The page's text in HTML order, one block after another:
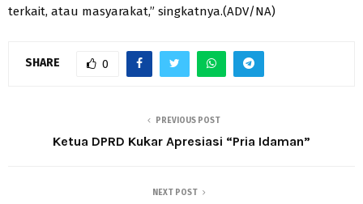
terkait, atau masyarakat,” singkatnya.(ADV/NA)
SHARE 0
PREVIOUS POST
Ketua DPRD Kukar Apresiasi “Pria Idaman”
NEXT POST